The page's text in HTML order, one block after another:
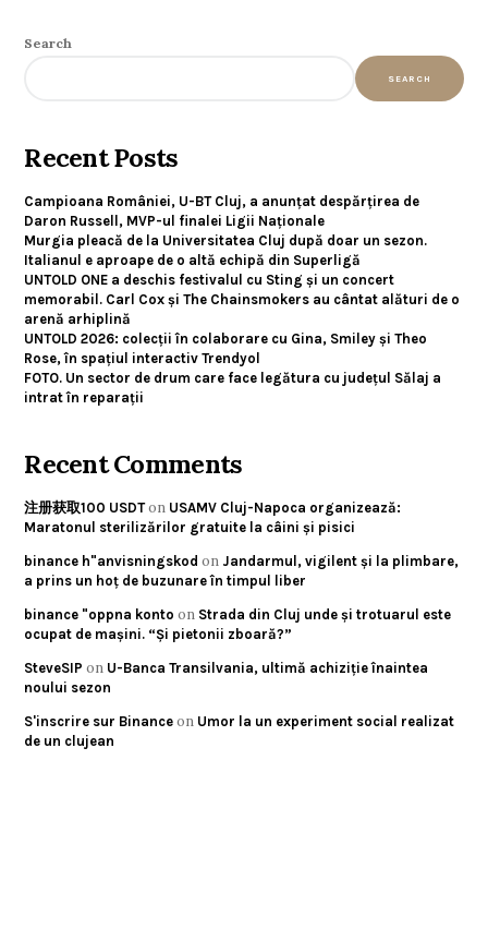
Search
SEARCH
Recent Posts
Campioana României, U-BT Cluj, a anunțat despărțirea de
Daron Russell, MVP-ul finalei Ligii Naționale
Murgia pleacă de la Universitatea Cluj după doar un sezon.
Italianul e aproape de o altă echipă din Superligă
UNTOLD ONE a deschis festivalul cu Sting și un concert
memorabil. Carl Cox și The Chainsmokers au cântat alături de o
arenă arhiplină
UNTOLD 2026: colecții în colaborare cu Gina, Smiley și Theo
Rose, în spațiul interactiv Trendyol
FOTO. Un sector de drum care face legătura cu județul Sălaj a
intrat în reparații
Recent Comments
注册获取100 USDTon USAMV Cluj-Napoca organizează:
Maratonul sterilizărilor gratuite la câini și pisici
binance h"anvisningskod on Jandarmul, vigilent și la plimbare,
a prins un hoț de buzunare în timpul liber
binance "oppna konto on Strada din Cluj unde și trotuarul este
ocupat de mașini. “Și pietonii zboară?”
SteveSIP on U-Banca Transilvania, ultimă achiziție înaintea
noului sezon
S'inscrire sur Binance on Umor la un experiment social realizat
de un clujean